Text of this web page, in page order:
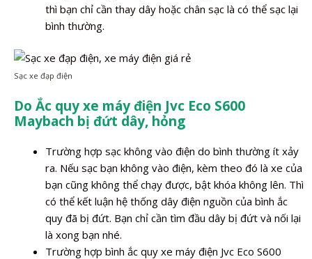
thì bạn chỉ cần thay dây hoặc chân sạc là có thể sạc lại
bình thường.
Sạc xe đạp điện
Do Ắc quy xe máy điện Jvc Eco S600
Maybach bị đứt dây, hỏng
Trường hợp sạc không vào điện do bình thường ít xảy
ra. Nếu sạc bạn không vào điện, kèm theo đó là xe của
bạn cũng không thể chạy được, bật khóa không lên. Thì
có thể kết luận hệ thống dây điện nguồn của bình ắc
quy đã bị đứt. Bạn chỉ cần tìm đầu dây bị đứt và nối lại
là xong bạn nhé.
Trường hợp bình ắc quy xe máy điện Jvc Eco S600